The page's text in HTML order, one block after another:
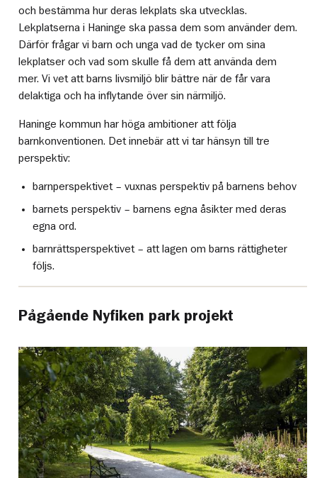
och bestämma hur deras lekplats ska utvecklas.
Lekplatserna i Haninge ska passa dem som använder dem.
Därför frågar vi barn och unga vad de tycker om sina
lekplatser och vad som skulle få dem att använda dem
mer. Vi vet att barns livsmiljö blir bättre när de får vara
delaktiga och ha inflytande över sin närmiljö.
Haninge kommun har höga ambitioner att följa
barnkonventionen. Det innebär att vi tar hänsyn till tre
perspektiv:
barnperspektivet – vuxnas perspektiv på barnens behov
barnets perspektiv – barnens egna åsikter med deras
egna ord.
barnrättsperspektivet – att lagen om barns rättigheter
följs.
Pågående Nyfiken park projekt